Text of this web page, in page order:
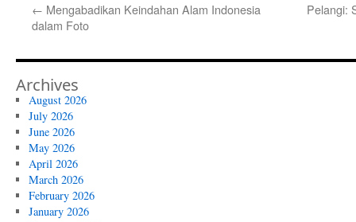
← Mengabadikan Keindahan Alam Indonesia
dalam Foto
Pelangi:
Archives
August 2026
July 2026
June 2026
May 2026
April 2026
March 2026
February 2026
January 2026